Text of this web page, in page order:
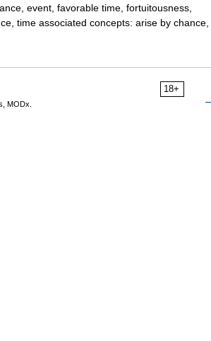
event, favorable time, fortuitousness,
time associated concepts: arise by chance,
18+
MODx.